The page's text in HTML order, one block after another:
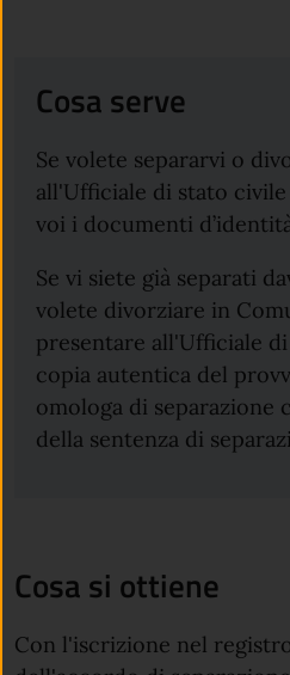
Cosa serve
Se volete separarvi o
all'Ufficiale di stato
voi i documenti
Se vi siete già separati
volete divorziare in
presentare all'Ufficiale
copia autentica del
omologa di separazione
della sentenza di
Cosa si ottiene
Con l'iscrizione nel